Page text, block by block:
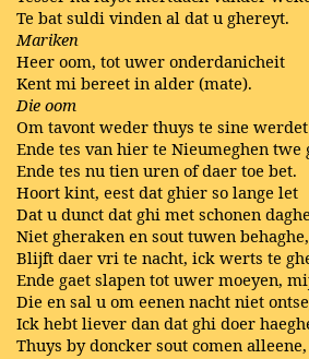
Te bat suldi vinden al dat u ghereyt.
Mariken
Heer oom, tot uwer onderdanicheit
Kent mi bereet in alder (mate).
Die oom
Om tavont weder thuys te sine
Ende tes van hier te Nieumeghen
Ende tes nu tien uren of daer toe bet.
Hoort kint, eest dat ghier so lange let
Dat u dunct dat ghi met schonen daghe
Niet gheraken en sout tuwen behaghe,
Blijft daer vri te nacht, ick werts te
Ende gaet slapen tot uwer moeyen,
Die en sal u om eenen nacht niet
Ick hebt liever dan dat ghi doer
Thuys by doncker sout comen alleene,